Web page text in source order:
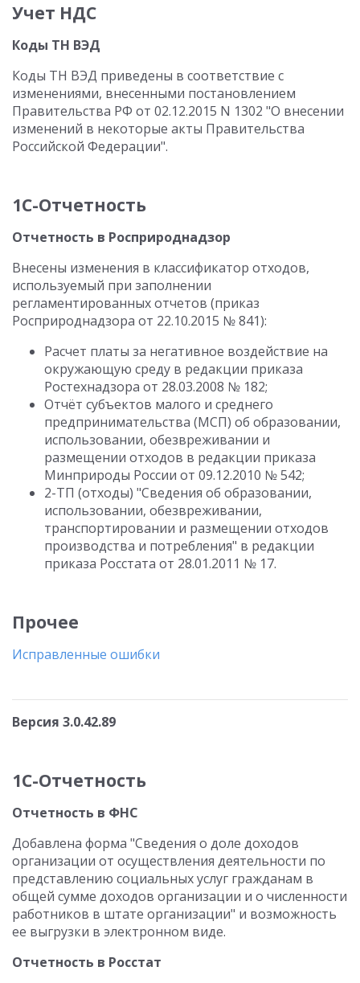
Учет НДС
Коды ТН ВЭД
Коды ТН ВЭД приведены в соответствие с
изменениями, внесенными постановлением
Правительства РФ от 02.12.2015 N 1302 "О внесении
изменений в некоторые акты Правительства
Российской Федерации".
1С-Отчетность
Отчетность в Росприроднадзор
Внесены изменения в классификатор отходов,
используемый при заполнении
регламентированных отчетов (приказ
Росприроднадзора от 22.10.2015 № 841):
Расчет платы за негативное воздействие на
окружающую среду в редакции приказа
Ростехнадзора от 28.03.2008 № 182;
Отчёт субъектов малого и среднего
предпринимательства (МСП) об образовании,
использовании, обезвреживании и
размещении отходов в редакции приказа
Минприроды России от 09.12.2010 № 542;
2-ТП (отходы) "Сведения об образовании,
использовании, обезвреживании,
транспортировании и размещении отходов
производства и потребления" в редакции
приказа Росстата от 28.01.2011 № 17.
Прочее
Исправленные ошибки
Версия 3.0.42.89
1С-Отчетность
Отчетность в ФНС
Добавлена форма "Сведения о доле доходов
организации от осуществления деятельности по
представлению социальных услуг гражданам в
общей сумме доходов организации и о численности
работников в штате организации" и возможность
ее выгрузки в электронном виде.
Отчетность в Росстат